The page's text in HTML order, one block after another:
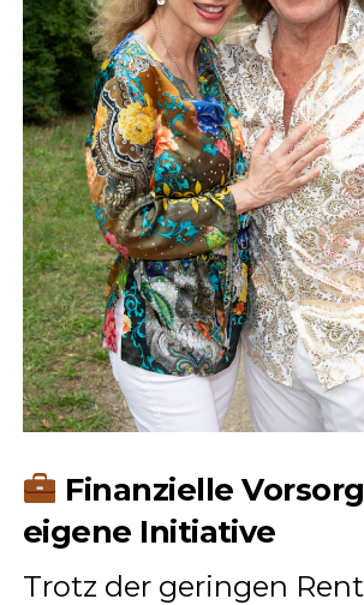
Finanzielle
eigene Initiative
Trotz der geringen